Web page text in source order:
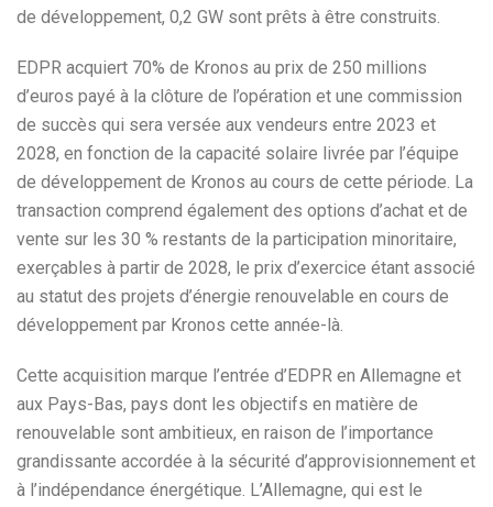
de développement, 0,2 GW sont prêts à être construits.
EDPR acquiert 70% de Kronos au prix de 250 millions
d’euros payé à la clôture de l’opération et une commission
de succès qui sera versée aux vendeurs entre 2023 et
2028, en fonction de la capacité solaire livrée par l’équipe
de développement de Kronos au cours de cette période. La
transaction comprend également des options d’achat et de
vente sur les 30 % restants de la participation minoritaire,
exerçables à partir de 2028, le prix d’exercice étant associé
au statut des projets d’énergie renouvelable en cours de
développement par Kronos cette année-là.
Cette acquisition marque l’entrée d’EDPR en Allemagne et
aux Pays-Bas, pays dont les objectifs en matière de
renouvelable sont ambitieux, en raison de l’importance
grandissante accordée à la sécurité d’approvisionnement et
à l’indépendance énergétique. L’Allemagne, qui est le